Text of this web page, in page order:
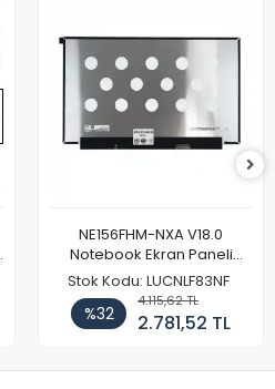
NE156FHM-NXA V18.0
Notebook Ekran Paneli
144Hz
Stok Kodu: LUCNLF83NF
%32
4.115,62 TL
2.781,52 TL